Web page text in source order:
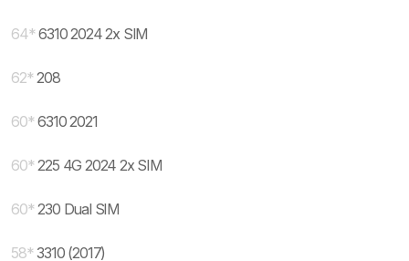
64* 6310 2024 2x SIM
62* 208
60* 6310 2021
60* 225 4G 2024 2x SIM
60* 230 Dual SIM
58* 3310 (2017)